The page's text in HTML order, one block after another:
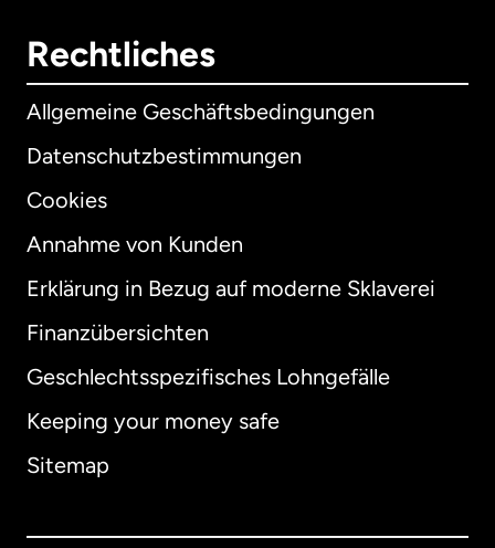
Rechtliches
Allgemeine Geschäftsbedingungen
Datenschutzbestimmungen
Cookies
Annahme von Kunden
Erklärung in Bezug auf moderne Sklaverei
Finanzübersichten
Geschlechtsspezifisches Lohngefälle
Keeping your money safe
Sitemap
International English
Australien